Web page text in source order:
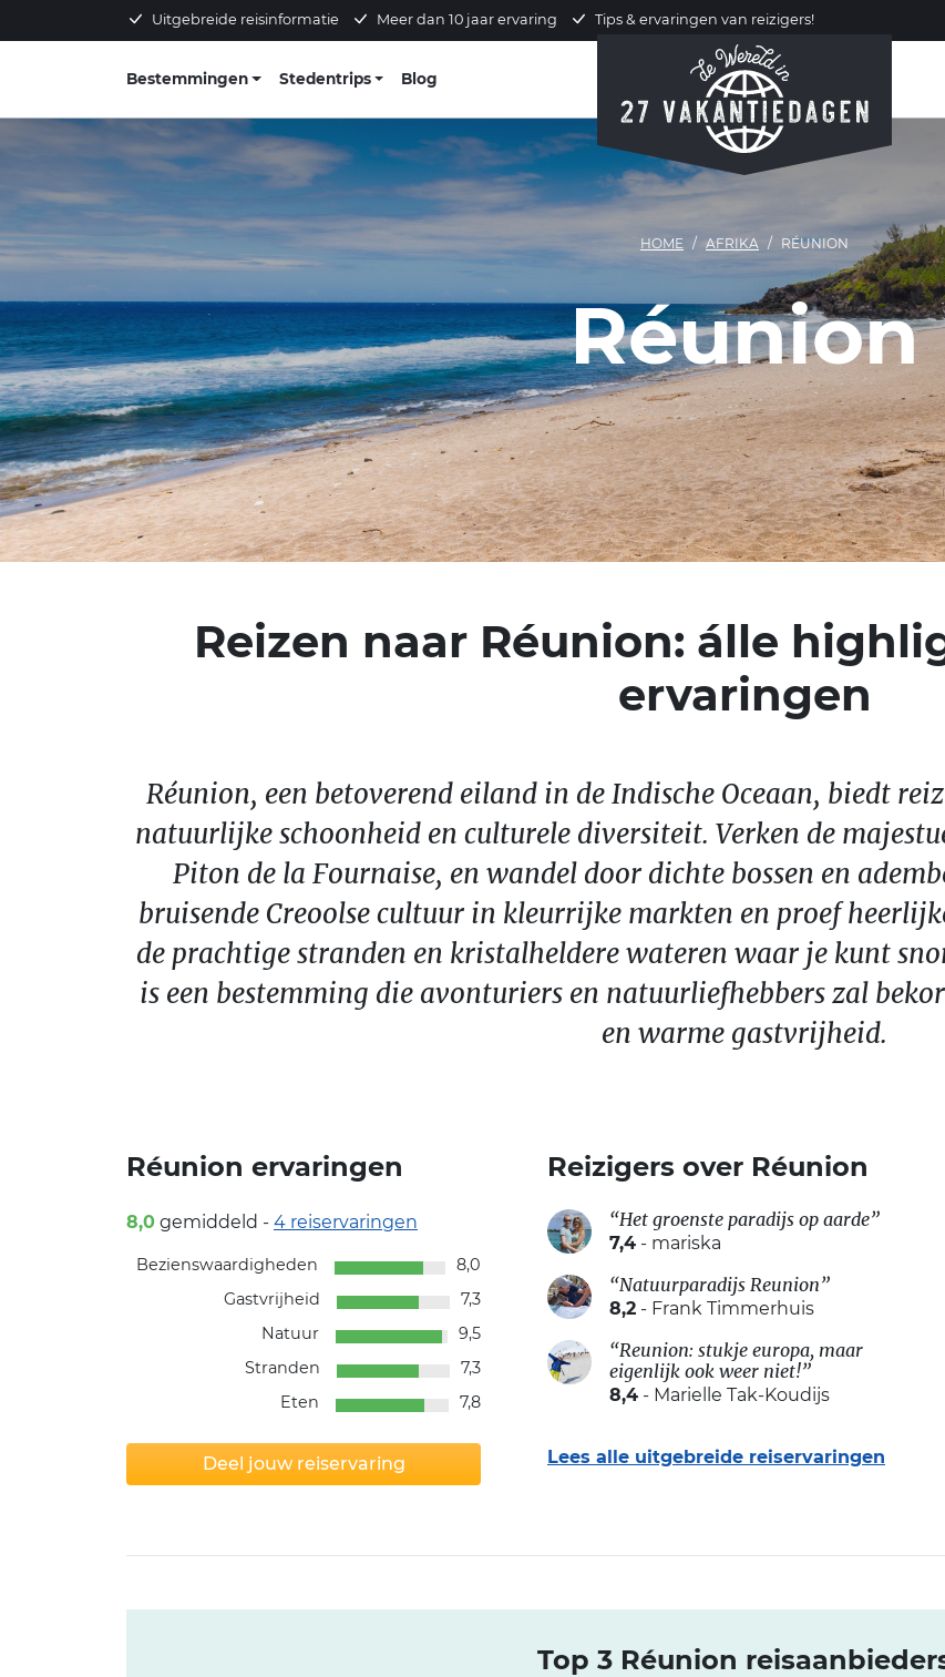
Uitgebreide reisinformatie Meer dan 10 jaar ervaring Tips & ervaringen van reizigers!
Bestemmingen Stedentrips Blog
HOME AFRIKA RÉUNION
Réunion
Reizen naar Réunion: álle
ervaringen
Réunion, een betoverend eiland in de Indische Oceaan, biedt
natuurlijke schoonheid en culturele diversiteit. Verken de
Piton de la Fournaise, en wandel door dichte bossen en
bruisende Creoolse cultuur in kleurrijke markten en proef
de prachtige stranden en kristalheldere wateren waar je kunt
is een bestemming die avonturiers en natuurliefhebbers zal
en warme gastvrijheid.
Réunion ervaringen
8,0 gemiddeld - 4 reiservaringen
Bezienswaardigheden
8,0
Gastvrijheid
7,3
Natuur
9,5
Stranden
7,3
Eten
7,8
Deel jouw reiservaring
Reizigers over Réunion
“Het groenste paradijs op aarde”
7,4 - mariska
“Natuurparadijs Reunion”
8,2 - Frank Timmerhuis
“Reunion: stukje europa, maar
eigenlijk ook weer niet!”
8,4 - Marielle Tak-Koudijs
Lees alle uitgebreide reiservaringen
Top 3 Réunion